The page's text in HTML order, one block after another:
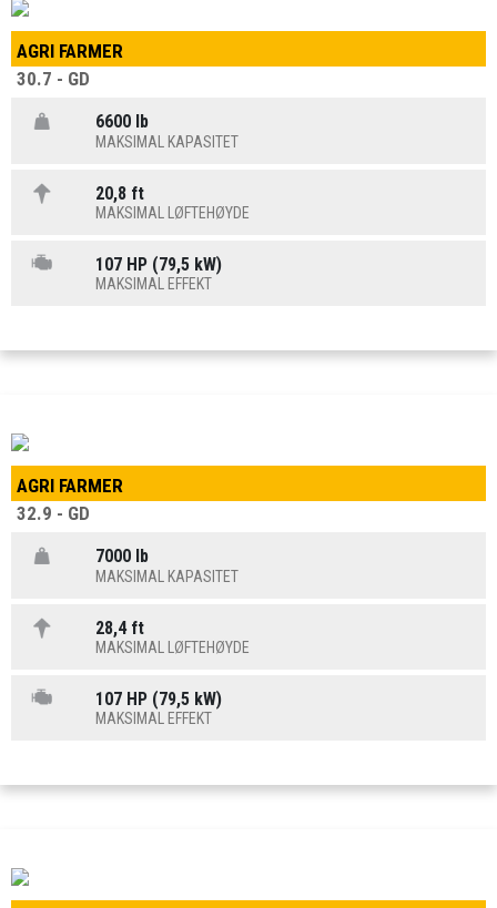
AGRI FARMER
30.7 - GD
6600 lb
MAKSIMAL KAPASITET
20,8 ft
MAKSIMAL LØFTEHØYDE
107 HP (79,5 kW)
MAKSIMAL EFFEKT
AGRI FARMER
32.9 - GD
7000 lb
MAKSIMAL KAPASITET
28,4 ft
MAKSIMAL LØFTEHØYDE
107 HP (79,5 kW)
MAKSIMAL EFFEKT